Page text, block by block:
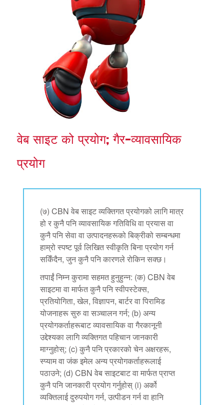
वेब साइट को प्रयोग; गैर-व्यावसायिक
प्रयोग
(७) CBN वेब साइट व्यक्तिगत प्रयोगको लागि मात्र
हो र कुनै पनि व्यावसायिक गतिविधि वा प्रयास वा
कुनै पनि सेवा वा उत्पादनहरूको बिक्रीको सम्बन्धमा
हाम्रो स्पष्ट पूर्व लिखित स्वीकृति बिना प्रयोग गर्न
सकिँदैन, जुन कुनै पनि कारणले रोकिन सक्छ।
तपाईं निम्न कुरामा सहमत हुनुहुन्न: (क) CBN वेब
साइटमा वा मार्फत कुनै पनि स्वीपस्टेक्स,
प्रतियोगिता, खेल, विज्ञापन, बार्टर वा पिरामिड
योजनाहरू सुरु वा सञ्चालन गर्न; (b) अन्य
प्रयोगकर्ताहरूबाट व्यावसायिक वा गैरकानूनी
उद्देश्यका लागि व्यक्तिगत पहिचान जानकारी
माग्नुहोस्; (c) कुनै पनि प्रकारको चेन अक्षरहरू,
स्प्याम वा जंक इमेल अन्य प्रयोगकर्ताहरूलाई
पठाउने; (d) CBN वेब साइटबाट वा मार्फत प्राप्त
कुनै पनि जानकारी प्रयोग गर्नुहोस् (i) अर्को
व्यक्तिलाई दुरुपयोग गर्न, उत्पीडन गर्न वा हानि